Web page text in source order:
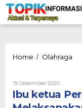
Lewati
konten
Home / Olahraga
15 Desember 2020Oleh
Admin
Ibu ketua